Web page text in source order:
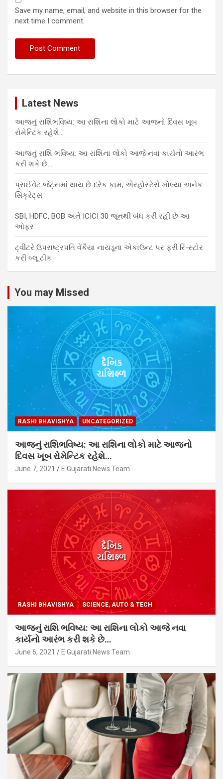
Save my name, email, and website in this browser for the
next time I comment.
Latest News
આજનું રાશિભવિષ્ય: આ રાશિના લોકો માટે આજનો દિવસ ખૂબ
રોમેન્ટિક રહેશે…
આજનું રાશિ ભવિષ્ય: આ રાશિના લોકો આજે નવા કાર્યનો આરંભ
કરી શકે છે…
પ્રાઈવેટ જેટ્સમાં થાય છે દરેક કામ, એરહોસ્ટેસે ખોલ્યા અનેક
સિક્રેટ્સ
SBI, HDFC, BOB અને ICICI 30 જૂનથી બંધ કરી રહી છે આ
ઓફર
ટ્વીટરે ઉપરાષ્ટ્રપતિ વેંકૈયા નાયડૂના એકાઉન્ટ પર ફરી રિ-સ્ટોર
કરી બ્લૂ ટીક
You may Missed
RASHI BHAVISHYA UNCATEGORIZED
આજનું રાશિભવિષ્ય: આ રાશિના લોકો માટે આજનો
દિવસ ખૂબ રોમેન્ટિક રહેશે…
June 7, 2021 E Gujarati News Team
RASHI BHAVISHYA SCIENCE, AUTO & TECH
આજનું રાશિ ભવિષ્ય: આ રાશિના લોકો આજે નવા
કાર્યનો આરંભ કરી શકે છે…
June 6, 2021 E Gujarati News Team